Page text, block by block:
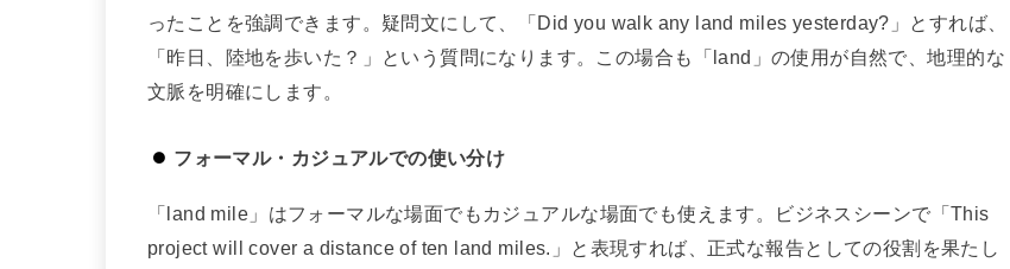
ったことを強調できます。疑問文にして、「Did you walk any land miles yesterday?」とすれば、
「昨日、陸地を歩いた？」という質問になります。この場合も「land」の使用が自然で、地理的な
文脈を明確にします。
フォーマル・カジュアルでの使い分け
「land mile」はフォーマルな場面でもカジュアルな場面でも使えます。ビジネスシーンで「This
project will cover a distance of ten land miles.」と表現すれば、正式な報告としての役割を果たし